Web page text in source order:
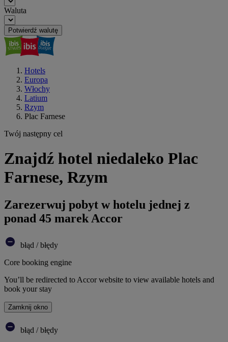
Waluta
Potwierdź walutę
Hotels
Europa
Włochy
Latium
Rzym
Plac Farnese
Twój następny cel
Znajdź hotel niedaleko Plac
Farnese, Rzym
Zarezerwuj pobyt w hotelu jednej z
ponad 45 marek Accor
błąd / błędy
Core booking engine
You’ll be redirected to Accor website to view available hotels and
book your stay
Zamknij okno
błąd / błędy